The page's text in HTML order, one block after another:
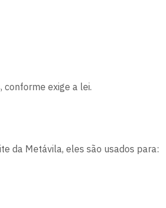
exige a lei.
da Metávila, eles são usados para: